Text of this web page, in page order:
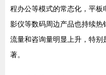
程办公等模式的常态化，平
影仪等数码周边产品也持续
流量和咨询量明显上升，特别
著。